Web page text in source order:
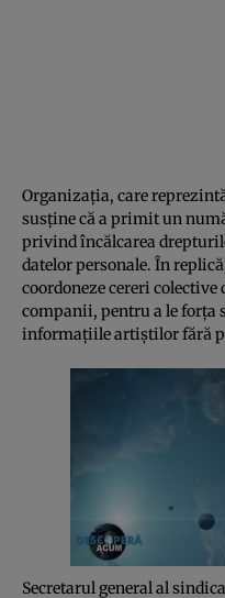
Organizația, care
susține că a primit un
privind încălcarea
datelor personale. În
coordoneze cereri colective
companii, pentru a le forța
informațiile artiștilor fără
Secretarul general al